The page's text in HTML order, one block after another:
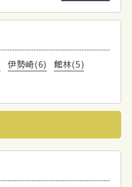
伊勢崎(6)
館林(5)